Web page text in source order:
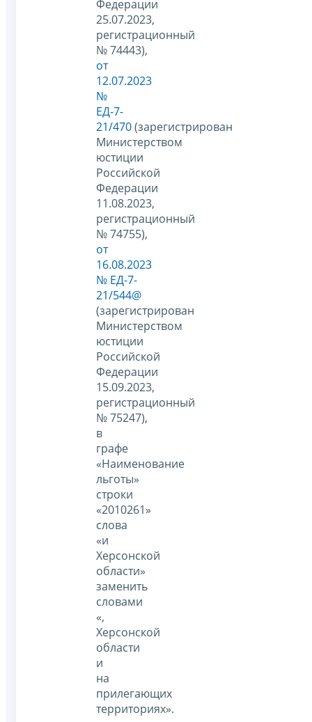
Федерации
25.07.2023,
регистрационный
№ 74443),
от
12.07.2023
№
ЕД-7-
21/470(зарегистрирован
Министерством
юстиции
Российской
Федерации
11.08.2023,
регистрационный
№ 74755),
от
16.08.2023
№ ЕД-7-
21/544@
(зарегистрирован
Министерством
юстиции
Российской
Федерации
15.09.2023,
регистрационный
№ 75247),
в
графе
«Наименование
льготы»
строки
«2010261»
слова
«и
Херсонской
области»
заменить
словами
«,
Херсонской
области
и
на
прилегающих
территориях».